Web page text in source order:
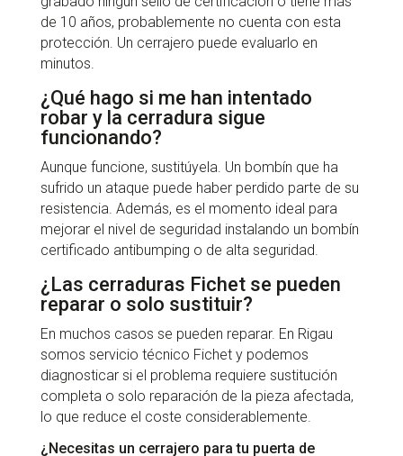
de 10 años, probablemente no cuenta con esta
protección. Un cerrajero puede evaluarlo en
minutos.
¿Qué hago si me han intentado
robar y la cerradura sigue
funcionando?
Aunque funcione, sustitúyela. Un bombín que ha
sufrido un ataque puede haber perdido parte de su
resistencia. Además, es el momento ideal para
mejorar el nivel de seguridad instalando un bombín
certificado antibumping o de alta seguridad.
¿Las cerraduras Fichet se pueden
reparar o solo sustituir?
En muchos casos se pueden reparar. En Rigau
somos servicio técnico Fichet y podemos
diagnosticar si el problema requiere sustitución
completa o solo reparación de la pieza afectada,
lo que reduce el coste considerablemente.
¿Necesitas un cerrajero para tu puerta de